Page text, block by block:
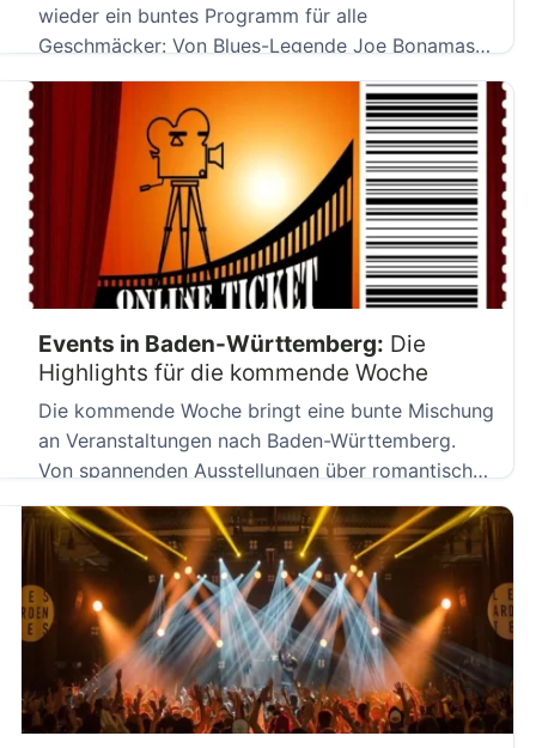
wieder ein buntes Programm für alle
Geschmäcker: Von Blues-Legende Joe Bonamassa
[…]
Events in Baden-Württemberg: Die
Highlights für die kommende Woche
Die kommende Woche bringt eine bunte Mischung
an Veranstaltungen nach Baden-Württemberg.
Von spannenden Ausstellungen über romantische
Klavierkonzerte bis […]